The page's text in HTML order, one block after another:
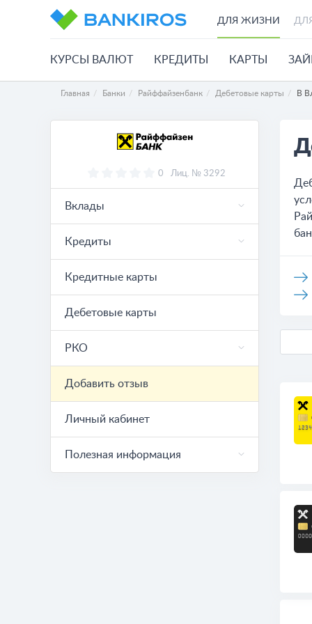
ДЛЯ ЖИЗНИ
КУРСЫ ВАЛЮТ КРЕДИТЫ КАРТЫ
Главная Банки Райффайзенбанк Дебетовые карты В
0 Лиц. № 3292
Вклады
Кредиты
Кредитные карты
Дебетовые карты
РКО
Добавить отзыв
Личный кабинет
Полезная информация